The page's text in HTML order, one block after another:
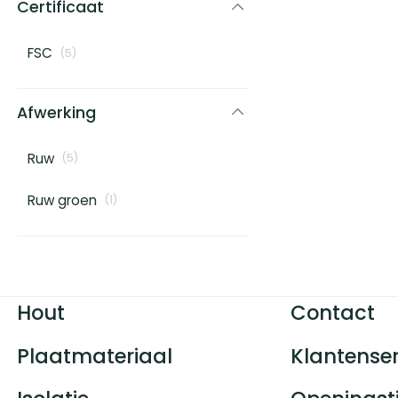
Certificaat
FSC (5)
Afwerking
Ruw (5)
Ruw groen (1)
Hout
Plaatmateriaal
Contact